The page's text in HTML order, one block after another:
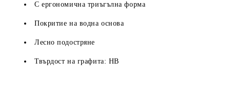
С ергономична триъгълна форма
Покритие на водна основа
Лесно подостряне
Твърдост на графита: HB